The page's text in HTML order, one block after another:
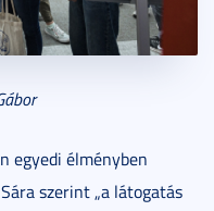
egyedi élményben
szerint „a látogatás